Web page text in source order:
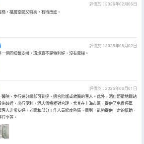
評價於：2026年02月06日
梯，樓層空間又特高，有待改進。
評價於：2025年08月02日
一個回扣鎖支撐，環境真不是特別好，沒有電梯。
評價於：2025年06月01日
醫院，步行幾分鐘即可到達，適合陪護或就醫的客人。此外，酒店距離地鐵站
施較近，出行便利。酒店價格相對合理，尤其在上海市區，提供了免費停車
客人非常友好。老闆和部分工作人員態度熱情、周到，能夠提供一定的幫助，
李等。